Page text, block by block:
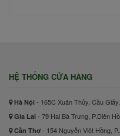
HỆ THỐNG CỬA HÀNG
Hà Nội - 165C Xuân Thủy, Cầu
Gia Lai - 79 Hai Bà Trưng, P.Diên
Cần Thơ - 154 Nguyễn Việt Hồng,